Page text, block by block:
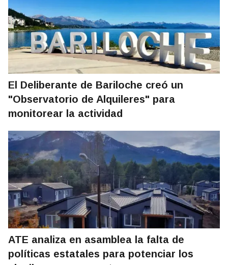
El Deliberante de Bariloche creó un
"Observatorio de Alquileres" para
monitorear la actividad
ATE analiza en asamblea la falta de
políticas estatales para potenciar los